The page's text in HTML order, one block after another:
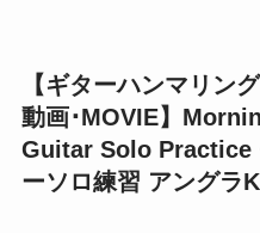
【ギターハンマリン
動画･MOVIE】
Guitar Solo Practice
ーソロ練習 アング